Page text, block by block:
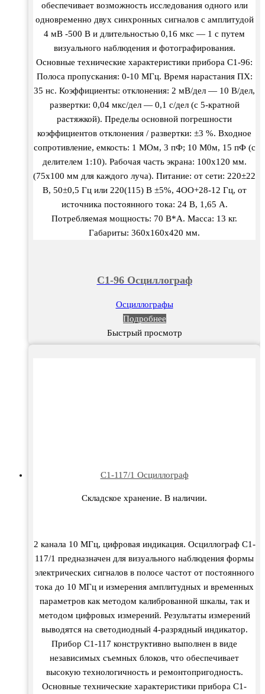
обеспечивает возможность исследования одного или
одновременно двух синхронных сигналов с амплитудой
4 мВ -500 В и длительностью 0,16 мкс — 1 с путем
визуального наблюдения и фотографирования.
Основные технические характеристики прибора С1-96:
Полоса пропускания: 0-10 МГц. Время нарастания ПХ:
35 нс. Коэффициенты: отклонения: 2 мВ/дел — 10 В/дел,
развертки: 0,04 мкс/дел — 0,1 с/дел (с 5-кратной
растяжкой). Пределы основной погрешности
коэффициентов отклонения / развертки: ±3 %. Входное
сопротивление, емкость: 1 МОм, 3 пФ; 10 М0м, 15 пФ (с
делителем 1:10). Рабочая часть экрана: 100х120 мм.
(75х100 мм для каждого луча). Питание: от сети: 220±22
В, 50±0,5 Гц или 220(115) В ±5%, 4ОО+28-12 Гц, от
источника постоянного тока: 24 В, 1,65 А.
Потребляемая мощность: 70 В*А. Масса: 13 кг.
Габариты: 360х160х420 мм.
С1-96 Осциллограф
Осциллографы
Подробнее
Быстрый просмотр
С1-117/1 Осциллограф
Складское хранение. В наличии.
2 канала 10 МГц, цифровая индикация. Осциллограф С1-
117/1 предназначен для визуального наблюдения формы
электрических сигналов в полосе частот от постоянного
тока до 10 МГц и измерения амплитудных и временных
параметров как методом калиброванной шкалы, так и
методом цифровых измерений. Результаты измерений
выводятся на светодиодный 4-разрядный индикатор.
Прибор С1-117 конструктивно выполнен в виде
независимых съемных блоков, что обеспечивает
высокую технологичность и ремонтопригодность.
Основные технические характеристики прибора С1-